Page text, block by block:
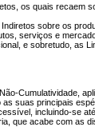
os quais recaem
sobre os
serviços e
e sobretudo, as
Cumulatividade,
suas principais
incluindo-se
que acabe com